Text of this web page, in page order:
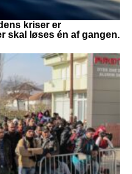
kriser er
skal løses én af gangen.